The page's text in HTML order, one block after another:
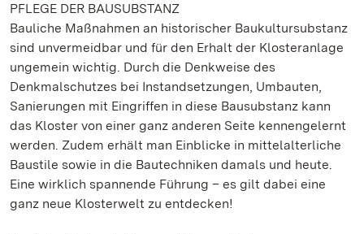
PFLEGE DER BAUSUBSTANZ
Bauliche Maßnahmen an historischer Baukultursubstanz
sind unvermeidbar und für den Erhalt der Klosteranlage
ungemein wichtig. Durch die Denkweise des
Denkmalschutzes bei Instandsetzungen, Umbauten,
Sanierungen mit Eingriffen in diese Bausubstanz kann
das Kloster von einer ganz anderen Seite kennengelernt
werden. Zudem erhält man Einblicke in mittelalterliche
Baustile sowie in die Bautechniken damals und heute.
Eine wirklich spannende Führung – es gilt dabei eine
ganz neue Klosterwelt zu entdecken!